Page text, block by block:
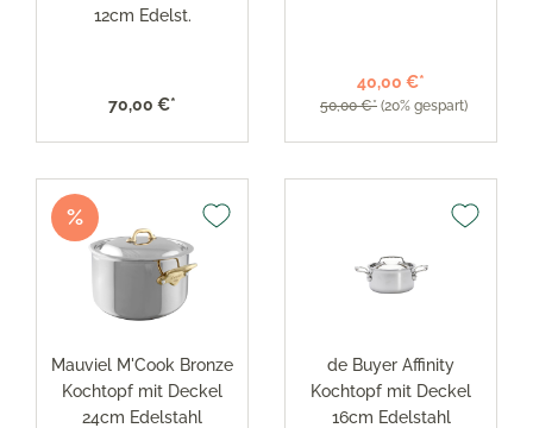
12cm Edelst.
70,00 €*
40,00 €*
50,00 €* (20% gespart)
%
Mauviel M'Cook Bronze
Kochtopf mit Deckel
24cm Edelstahl
de Buyer Affinity
Kochtopf mit Deckel
16cm Edelstahl